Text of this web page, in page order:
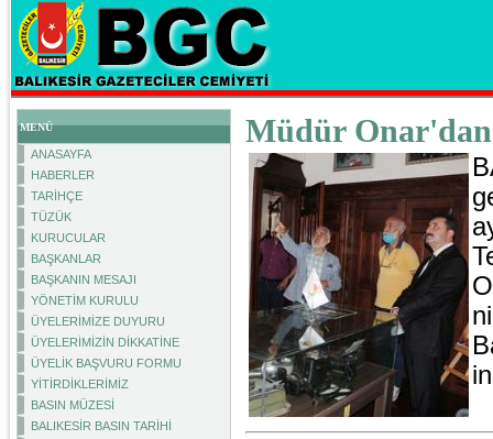
MENÜ
ANASAYFA
HABERLER
TARİHÇE
TÜZÜK
KURUCULAR
BAŞKANLAR
BAŞKANIN MESAJI
YÖNETİM KURULU
ÜYELERİMİZE DUYURU
ÜYELERİMİZİN DİKKATİNE
ÜYELİK BAŞVURU FORMU
YİTİRDİKLERİMİZ
BASIN MÜZESİ
BALIKESİR BASIN TARİHİ
Müdür